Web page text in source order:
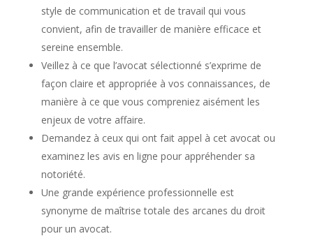
style de communication et de travail qui vous
convient, afin de travailler de manière efficace et
sereine ensemble.
Veillez à ce que l’avocat sélectionné s’exprime de
façon claire et appropriée à vos connaissances, de
manière à ce que vous compreniez aisément les
enjeux de votre affaire.
Demandez à ceux qui ont fait appel à cet avocat ou
examinez les avis en ligne pour appréhender sa
notoriété.
Une grande expérience professionnelle est
synonyme de maîtrise totale des arcanes du droit
pour un avocat.